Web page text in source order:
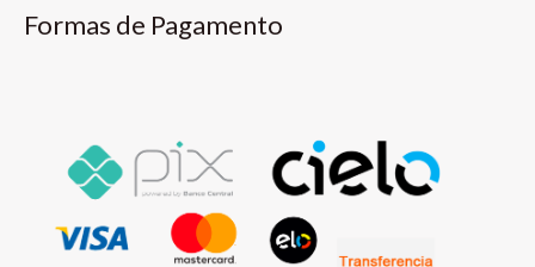
Formas de Pagamento